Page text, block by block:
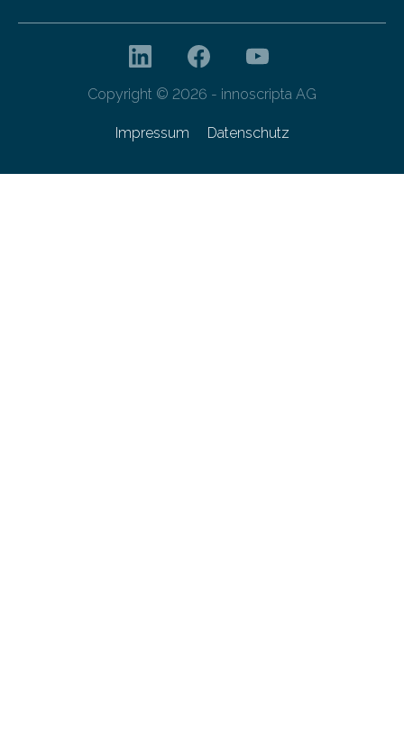
Copyright © 2026 - innoscripta AG
Impressum Datenschutz